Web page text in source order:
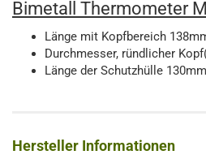
Bimetall Thermometer
Länge mit Kopfbereich
Durchmesser, ründlicher
Länge der Schutzhülle 130mm
Hersteller Informationen